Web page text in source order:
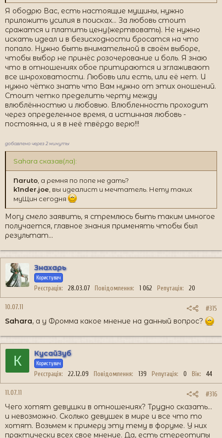
Их крепких и заботливых объятий.
Порывов - чистых, помыслов – простых,
И мелочей, подаренных не к дате.
Цветов, преподнесённых без причин.
Признаний – не избитых и шаблонных.
Как настоящих хочется мужчин,
А не мужчинок липких, беспардонных.
Не глянцево - лощёных жеребцов,
Не грубых, неотёсанных мужланов,
Не вечно инфантильных молодцов,
Не одержимых властностью тиранов.
Как хочется красивых, умных лиц.
Улыбок тёплых, взглядов благородных,
В смущении опущенных ресниц,
И среди тех, кто дожил до морщин,
И в молодом цветущем поколеньи
Мы так и ищем рыцарей – мужчин,
Я ободрю Вас, есть настоящие мущины, нужно
приложить усилия в поисках... За любовь стоит
сражатся и платить цену(жертвовать). Не нужно
искать идеал и в безисходности бросатся на что
попало. Нужно быть внимательной в своём выборе,
чтобы выбор не принёс розочерование и боль. Я знаю
что в отношениях обое притираются и зглаживают
все шнроховатости. Любовь или есть, или её нет. И
нужно чётко знать что Вам нужно от этих оношений.
Стоит четко пределить черту между
влюблённостью и любовью. Влюбленность проходит
через определенное время, а истинная любовь -
постоянна, и я в неё твёрдо верю!!!
добавлено через 2 минуты
Sahara сказав(ла):
Naruto , а ремня по попе не дать?
k1nder.joe , вы идеалист и мечтатель. Нету таких
муЩин сегодня
Могу смело заявить, я стремлюсь быть таким имногое
получается, главное знания применять чтобы был
результат...
Знахарь
Користувач
Реєстрація 28.03.07 Повідомлення 1 062 Репутація 20
10.07.11 #315
Sahara, а у Фромма какое мнение на данный вопрос?
К КусайЗуб
Користувач
Реєстрація 22.12.09 Повідомлення 139 Репутація 0 Вік 44
11.07.11 #316
Чего хотят девушки в отношениях? Трудно сказать...
и невозможно. Сколько девушек в мире и все что то
хотят. Возьмем к примеру эту тему в форуме. У них
практически всех свое мнение. Да, есть стереотипы